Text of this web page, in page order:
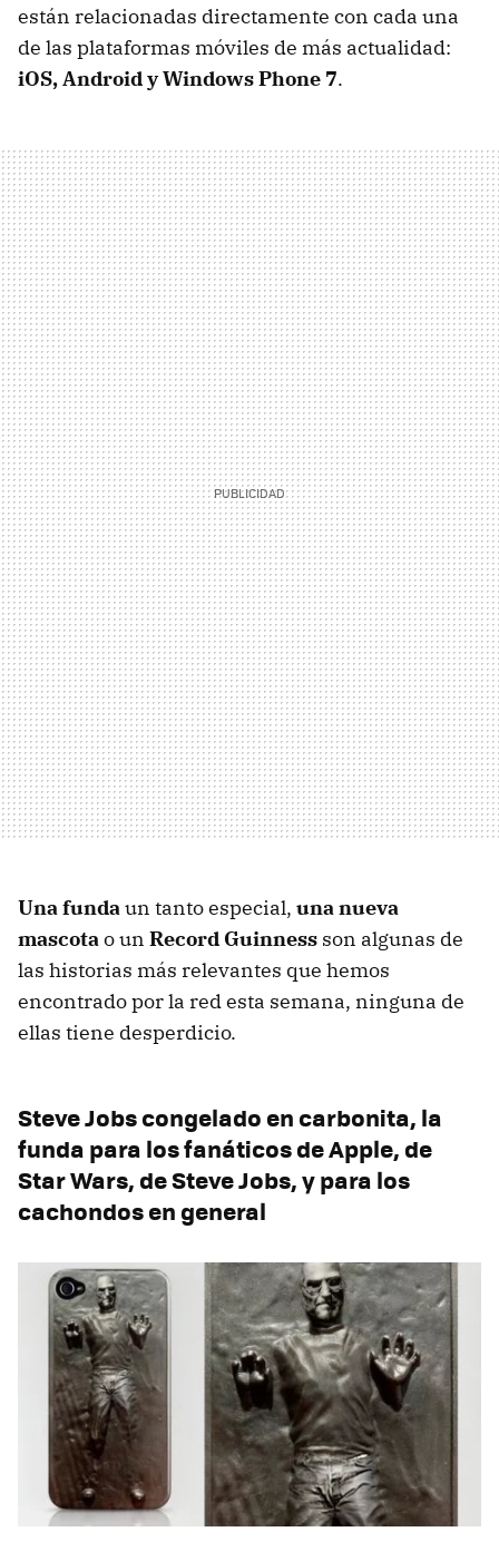
están relacionadas directamente con cada una
de las plataformas móviles de más actualidad:
iOS, Android y Windows Phone 7.
Una fundaun tanto especial, una nueva
mascotao un Record Guinness son algunas de
las historias más relevantes que hemos
encontrado por la red esta semana, ninguna de
ellas tiene desperdicio.
Steve Jobs congelado en carbonita, la
funda para los fanáticos de Apple, de
Star Wars, de Steve Jobs, y para los
cachondos en general